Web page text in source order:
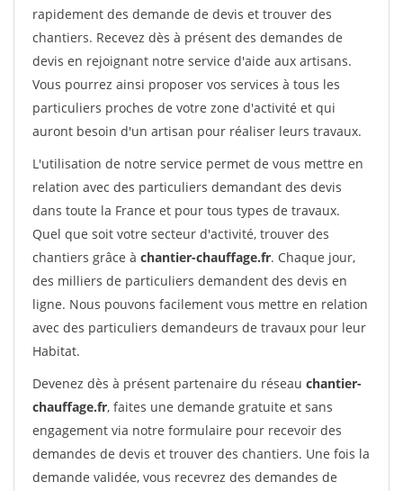
rapidement des demande de devis et trouver des
chantiers. Recevez dès à présent des demandes de
devis en rejoignant notre service d'aide aux artisans.
Vous pourrez ainsi proposer vos services à tous les
particuliers proches de votre zone d'activité et qui
auront besoin d'un artisan pour réaliser leurs travaux.
L'utilisation de notre service permet de vous mettre en
relation avec des particuliers demandant des devis
dans toute la France et pour tous types de travaux.
Quel que soit votre secteur d'activité, trouver des
chantiers grâce à chantier-chauffage.fr. Chaque jour,
des milliers de particuliers demandent des devis en
ligne. Nous pouvons facilement vous mettre en relation
avec des particuliers demandeurs de travaux pour leur
Habitat.
Devenez dès à présent partenaire du réseau chantier-
chauffage.fr, faites une demande gratuite et sans
engagement via notre formulaire pour recevoir des
demandes de devis et trouver des chantiers. Une fois la
demande validée, vous recevrez des demandes de